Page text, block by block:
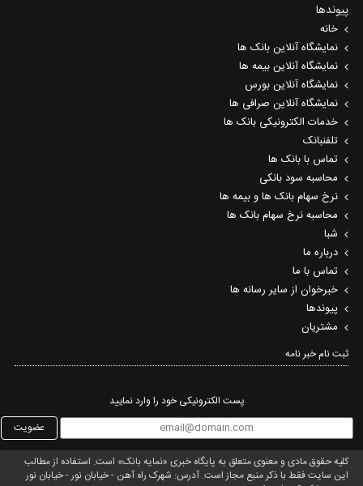
پیوندها
خانه
نمایشگاه آنلاین بانک ها
نمایشگاه آنلاین بیمه ها
نمایشگاه آنلاین بورس
نمایشگاه آنلاین صرافی ها
خدمات الکترونیکی بانک ها
تلفنبانک
تماس با بانک ها
محاسبه سود بانکی
نرخ سهام بانک ها و بیمه ها
محاسبه نرخ سهام بانک ها
شبا
درباره ما
تماس با ما
خبرخوان از سایر رسانه ها
پیوندها
مشتریان
ثبت نام خبر نامه‌
پست الکترونیکی خود را وارد نمایید
عضویت
کلیه حقوق مادی و معنوی متعلق به پایگاه خبری «نمایه بانک» است. استفاده از مطالب
این سایت فقط با ذکر منبع مجاز است. آدرس: شهرک راه آهن - خیابان نور - خیابان نور